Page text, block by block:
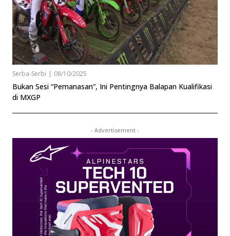
Serba-Serbi | 08/10/2025
Bukan Sesi “Pemanasan”, Ini Pentingnya Balapan Kualifikasi
di MXGP
- Advertisement -